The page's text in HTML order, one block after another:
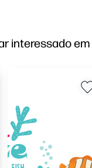
interessado em